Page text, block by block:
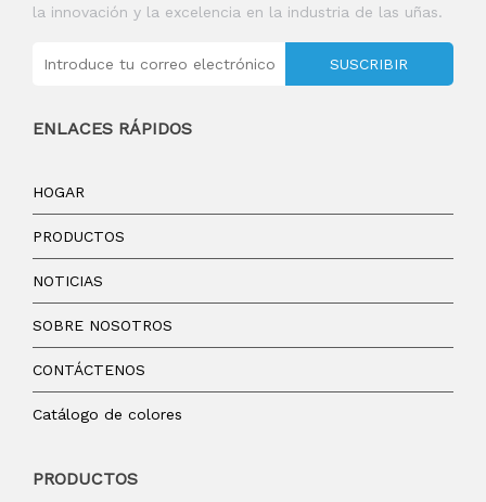
la innovación y la excelencia en la industria de las uñas.
SUSCRIBIR
ENLACES RÁPIDOS
HOGAR
PRODUCTOS
NOTICIAS
SOBRE NOSOTROS
CONTÁCTENOS
Catálogo de colores
PRODUCTOS